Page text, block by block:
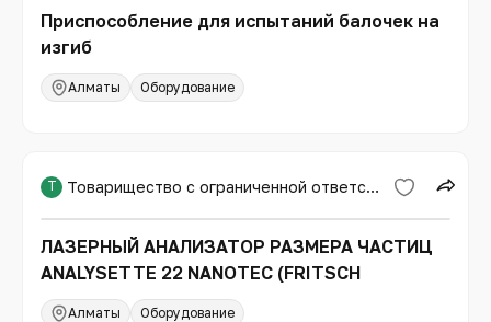
Приспособление для испытаний балочек на
изгиб
Алматы Оборудование
Т Товарищество с ограниченной ответственностью «Международная образовательная корпорация»
ЛАЗЕРНЫЙ АНАЛИЗАТОР РАЗМЕРА ЧАСТИЦ
ANALYSETTE 22 NANOTEC (FRITSCH
Алматы Оборудование